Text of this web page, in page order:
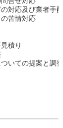
の対応及び業者手配
の苦情対応
積り
ついての提案と調整